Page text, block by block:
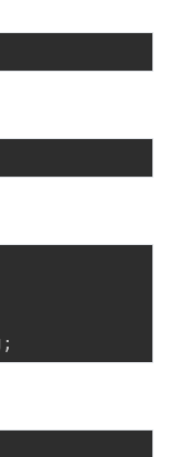
;